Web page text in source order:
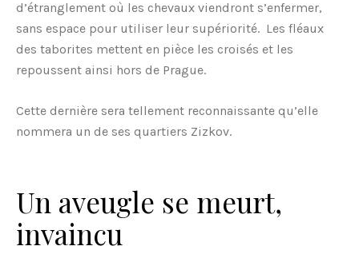
d’étranglement où les chevaux viendront s’enfermer,
sans espace pour utiliser leur supériorité. Les fléaux
des taborites mettent en pièce les croisés et les
repoussent ainsi hors de Prague.
Cette dernière sera tellement reconnaissante qu’elle
nommera un de ses quartiers Zizkov.
Un aveugle se meurt,
invaincu